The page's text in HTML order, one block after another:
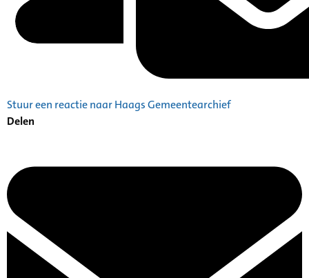
Stuur een reactie naar Haags Gemeentearchief
Delen